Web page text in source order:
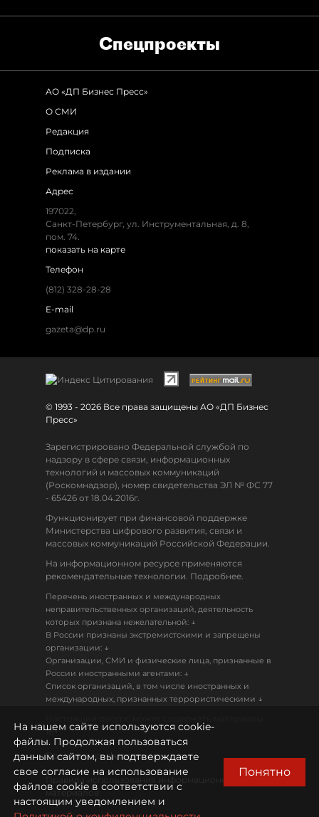
Спец­проекты
АО «ДП Бизнес Пресс»
О СМИ
Редакция
Подписка
Реклама в издании
Адрес
197022,
Санкт-Петербург, ул. Инструментальная, д. 8,
пом. 74.
показать на карте
Телефон
(812) 328-28-28
E-mail
gazeta@dp.ru
© 1993 - 2026 Все права защищены АО «ДП Бизнес
Пресс»
Зарегистрировано Федеральной службой по
надзору в сфере связи, информационных
технологий и массовых коммуникаций
(Роскомнадзор), номер свидетельства ЭЛ № ФС 77
- 65426 от 18.04.2016г.
Функционирует при финансовой поддержке
Министерства цифрового развития, связи и
массовых коммуникаций Российской Федерации.
На информационном ресурсе применяются
рекомендательные технологии. Подробнее.
Перечень иностранных и международных
неправительственных организаций, деятельность
которых признана нежелательной: ↓
В России признаны экстремистскими и запрещены
организации: ↓
Организации, СМИ и физические лица, признанные в
России иностранными агентами: ↓
Список организаций, в том числе иностранных и
международных, признанных террористическими ↓
18+
Политика конфиденциальности
Правила использования информационных
материалов
На нашем сайте используются cookie-
файлы. Продолжая пользоваться
данным сайтом, вы подтверждаете
свое согласие на использование
файлов cookie в соответствии с
настоящим уведомлением и
Понятно